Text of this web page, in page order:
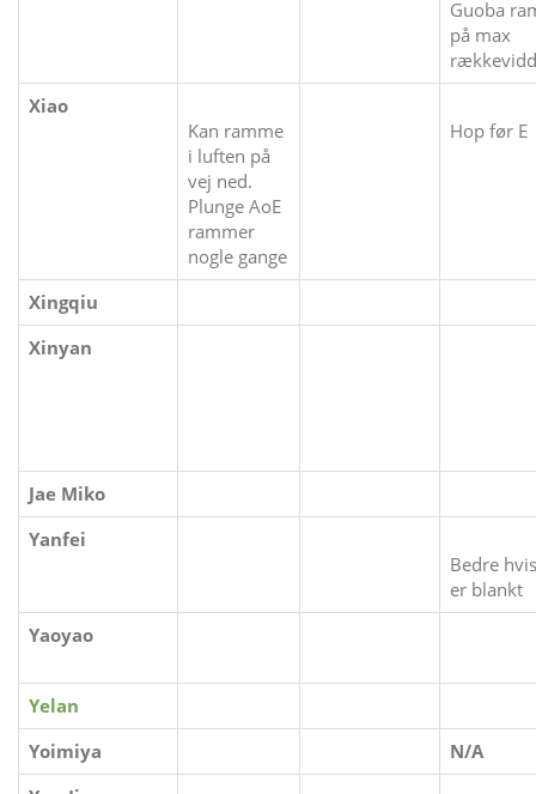
Guoba
på max
Xiao
Kan ramme
i luften på
vej ned.
Plunge AoE
rammer
nogle gange
Hop før E
Xingqiu
Xinyan
Jae Miko
Yanfei
Bedre
er blankt
Yaoyao
Yelan
Yoimiya
N/A